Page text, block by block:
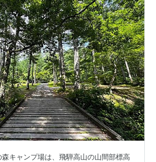
キャンプ場は、飛騨高山の山間部標高